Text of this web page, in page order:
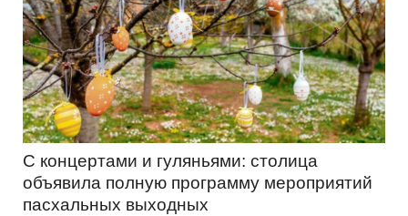
С концертами и гуляньями: столица
объявила полную программу мероприятий
пасхальных выходных